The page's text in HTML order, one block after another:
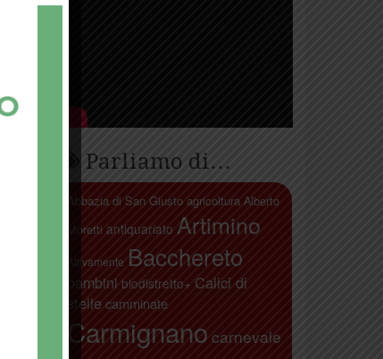
Parliamo di…
Abbazia di San Giusto agricoltura Alberto
Moretti antiquariato Artimino
Attivamente Bacchereto
bambini biodistretto+ Calici di
stelle camminate
Carmignano carnevale